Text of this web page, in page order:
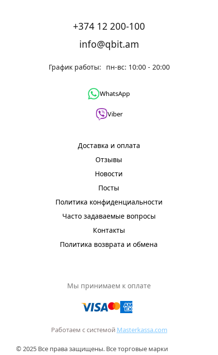
+374 12 200-100
info@qbit.am
График работы: пн-вс: 10:00 - 20:00
WhatsApp
Viber
Доставка и оплата
Отзывы
Новости
Посты
Политика конфиденциальности
Часто задаваемые вопросы
Контакты
Политика возврата и обмена
Мы принимаем к оплате
Работаем с системой Masterkassa.com
© 2025 Все права защищены. Все торговые марки